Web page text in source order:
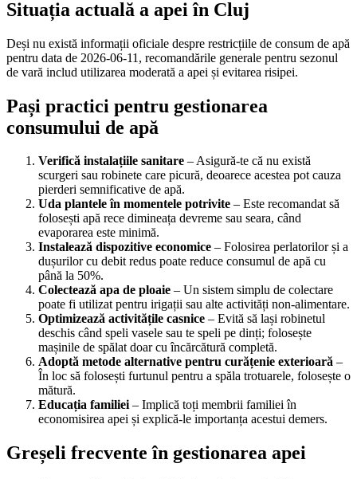
Situația actuală a apei în Cluj
Deși nu există informații oficiale despre restricțiile de consum de apă
pentru data de 2026-06-11, recomandările generale pentru sezonul
de vară includ utilizarea moderată a apei și evitarea risipei.
Pași practici pentru gestionarea
consumului de apă
Verifică instalațiile sanitare – Asigură-te că nu există
scurgeri sau robinete care picură, deoarece acestea pot cauza
pierderi semnificative de apă.
Uda plantele în momentele potrivite – Este recomandat să
folosești apă rece dimineața devreme sau seara, când
evaporarea este minimă.
Instalează dispozitive economice – Folosirea perlatorilor și a
dușurilor cu debit redus poate reduce consumul de apă cu
până la 50%.
Colectează apa de ploaie – Un sistem simplu de colectare
poate fi utilizat pentru irigații sau alte activități non-alimentare.
Optimizează activitățile casnice – Evită să lași robinetul
deschis când speli vasele sau te speli pe dinți; folosește
mașinile de spălat doar cu încărcătură completă.
Adoptă metode alternative pentru curățenie exterioară –
În loc să folosești furtunul pentru a spăla trotuarele, folosește o
mătură.
Educația familiei– Implică toți membrii familiei în
economisirea apei și explică-le importanța acestui demers.
Greșeli frecvente în gestionarea apei